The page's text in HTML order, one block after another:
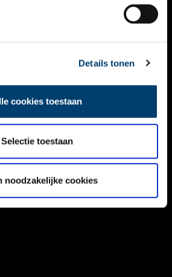
Details tonen
cookies toestaan
Selectie toestaan
noodzakelijke cookies